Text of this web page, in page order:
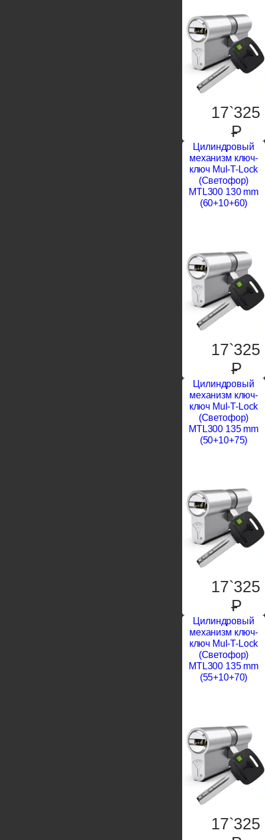
17`325
P
Цилиндровый
механизм ключ-
ключ Mul-T-Lock
(Светофор)
MTL300 130 mm
(60+10+60)
17`325
P
Цилиндровый
механизм ключ-
ключ Mul-T-Lock
(Светофор)
MTL300 135 mm
(50+10+75)
17`325
P
Цилиндровый
механизм ключ-
ключ Mul-T-Lock
(Светофор)
MTL300 135 mm
(55+10+70)
17`325